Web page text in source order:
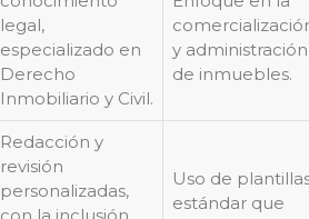
legal,
especializado en
Derecho
Inmobiliario y Civil.
y administración
de inmuebles.
Redacción y
revisión
personalizadas,
con la inclusión
Uso de
estándar que